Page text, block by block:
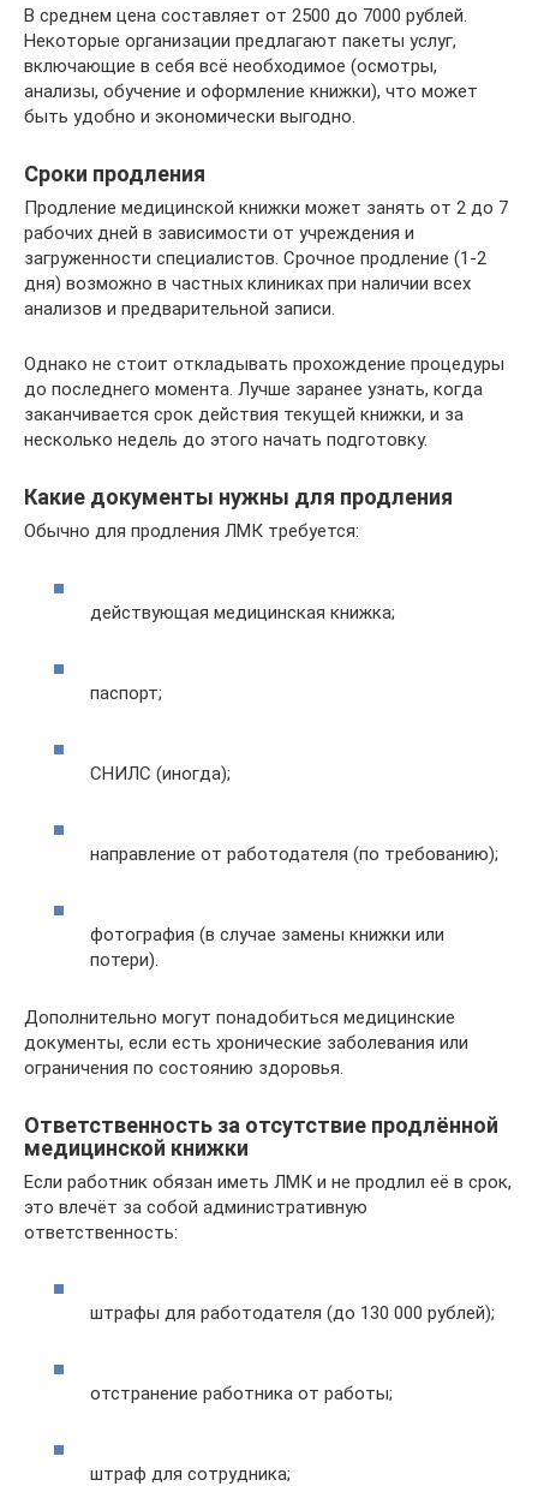
В среднем цена составляет от 2500 до 7000 рублей.
Некоторые организации предлагают пакеты услуг,
включающие в себя всё необходимое (осмотры,
анализы, обучение и оформление книжки), что может
быть удобно и экономически выгодно.
Сроки продления
Продление медицинской книжки может занять от 2 до 7
рабочих дней в зависимости от учреждения и
загруженности специалистов. Срочное продление (1-2
дня) возможно в частных клиниках при наличии всех
анализов и предварительной записи.
Однако не стоит откладывать прохождение процедуры
до последнего момента. Лучше заранее узнать, когда
заканчивается срок действия текущей книжки, и за
несколько недель до этого начать подготовку.
Какие документы нужны для продления
Обычно для продления ЛМК требуется:
действующая медицинская книжка;
паспорт;
СНИЛС (иногда);
направление от работодателя (по требованию);
фотография (в случае замены книжки или
потери).
Дополнительно могут понадобиться медицинские
документы, если есть хронические заболевания или
ограничения по состоянию здоровья.
Ответственность за отсутствие продлённой
медицинской книжки
Если работник обязан иметь ЛМК и не продлил её в срок,
это влечёт за собой административную
ответственность:
штрафы для работодателя (до 130 000 рублей);
отстранение работника от работы;
штраф для сотрудника;